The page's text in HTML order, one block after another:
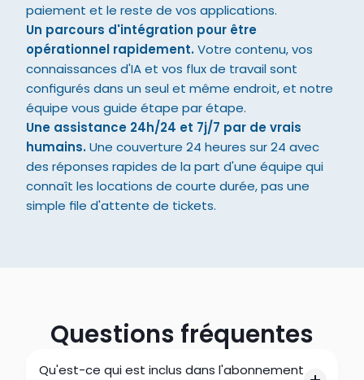
paiement et le reste de vos applications.
Un parcours d'intégration pour être
opérationnel rapidement. Votre contenu, vos
connaissances d'IA et vos flux de travail sont
configurés dans un seul et même endroit, et notre
équipe vous guide étape par étape.
Une assistance 24h/24 et 7j/7 par de vrais
humains. Une couverture 24 heures sur 24 avec
des réponses rapides de la part d'une équipe qui
connaît les locations de courte durée, pas une
simple file d'attente de tickets.
Questions fréquentes
Qu'est-ce qui est inclus dans l'abonnement